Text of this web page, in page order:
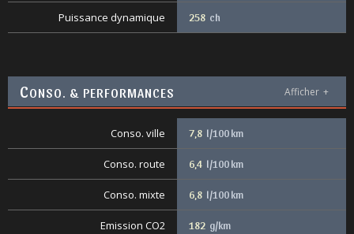
Puissance dynamique 258 ch
CONSO. & PERFORMANCES Afficher +
Conso. ville 7,8 l/100 km
Conso. route 6,4 l/100 km
Conso. mixte 6,8 l/100 km
Emission CO2 182 g/km